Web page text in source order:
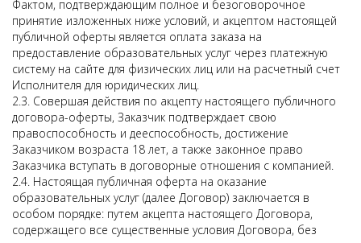
Фактом, подтверждающим полное и безоговорочное
принятие изложенных ниже условий, и акцептом настоящей
публичной оферты является оплата заказа на
предоставление образовательных услуг через платежную
систему на сайте для физических лиц или на расчетный счет
Исполнителя для юридических лиц.
2.3. Совершая действия по акцепту настоящего публичного
договора-оферты, Заказчик подтверждает свою
правоспособность и дееспособность, достижение
Заказчиком возраста 18 лет, а также законное право
Заказчика вступать в договорные отношения с компанией.
2.4. Настоящая публичная оферта на оказание
образовательных услуг (далее Договор) заключается в
особом порядке: путем акцепта настоящего Договора,
содержащего все существенные условия Договора, без